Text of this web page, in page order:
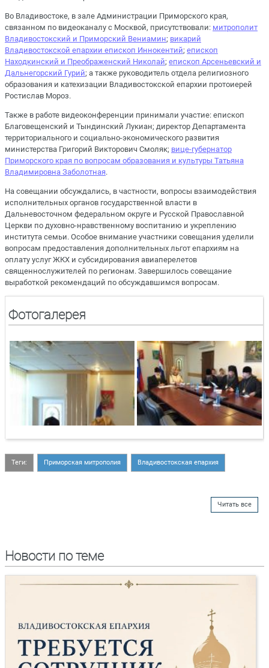
Во Владивостоке, в зале Администрации Приморского края,
связанном по видеоканалу с Москвой, присутствовали: митрополит
Владивостокский и Приморский Вениамин; викарий
Владивостокской епархии епископ Иннокентий; епископ
Находкинский и Преображенский Николай; епископ Арсеньевский и
Дальнегорский Гурий; а также руководитель отдела религиозного
образования и катехизации Владивостокской епархии протоиерей
Ростислав Мороз.
Также в работе видеоконференции принимали участие: епископ
Благовещенский и Тындинский Лукиан; директор Департамента
территориального и социально-экономического развития
министерства Григорий Викторович Смоляк; вице-губернатор
Приморского края по вопросам образования и культуры Татьяна
Владимировна Заболотная.
На совещании обсуждались, в частности, вопросы взаимодействия
исполнительных органов государственной власти в
Дальневосточном федеральном округе и Русской Православной
Церкви по духовно-нравственному воспитанию и укреплению
института семьи. Особое внимание участники совещания уделили
вопросам предоставления дополнительных льгот епархиям на
оплату услуг ЖКХ и субсидирования авиаперелетов
священнослужителей по регионам. Завершилось совещание
выработкой рекомендаций по обсуждавшимся вопросам.
Фотогалерея
Теги: Приморская митрополия Владивостокская епархия
Читать все
Новости по теме